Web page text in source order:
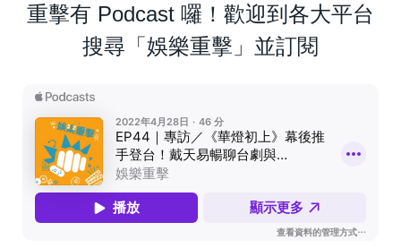
重擊有 Podcast 囉！歡迎到各大平台
搜尋「娛樂重擊」並訂閱